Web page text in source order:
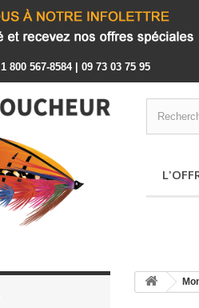
1 800 567-8584 | 09 73 03 75 95